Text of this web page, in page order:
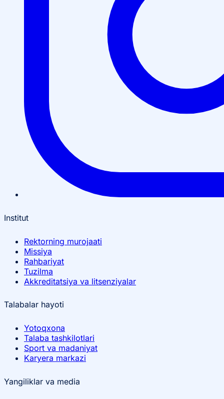
Institut
Rektorning murojaati
Missiya
Rahbariyat
Tuzilma
Akkreditatsiya va litsenziyalar
Talabalar hayoti
Yotoqxona
Talaba tashkilotlari
Sport va madaniyat
Karyera markazi
Yangiliklar va media